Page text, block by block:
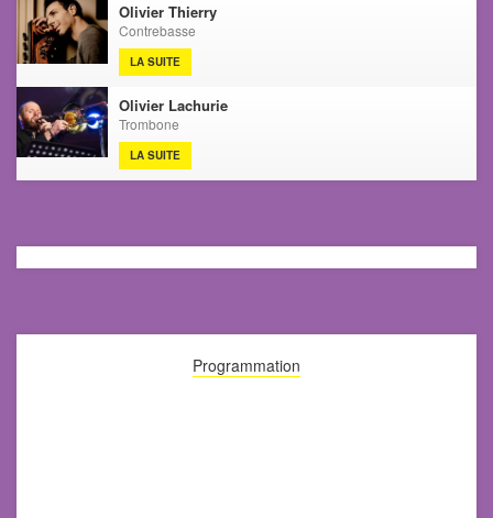
Olivier Thierry
Contrebasse
LA SUITE
Olivier Lachurie
Trombone
LA SUITE
Programmation